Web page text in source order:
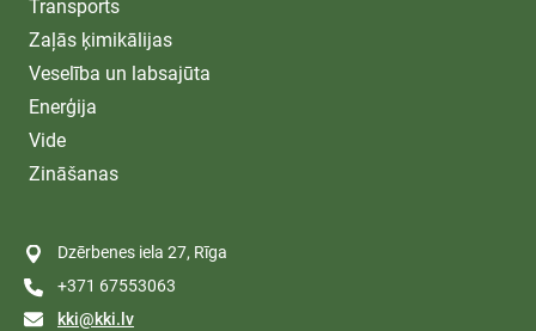
Transports
Zaļās ķimikālijas
Veselība un labsajūta
Enerģija
Vide
Zināšanas
Dzērbenes iela 27, Rīga
+371 67553063
kki@kki.lv